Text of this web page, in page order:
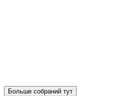
Больше собраний тут